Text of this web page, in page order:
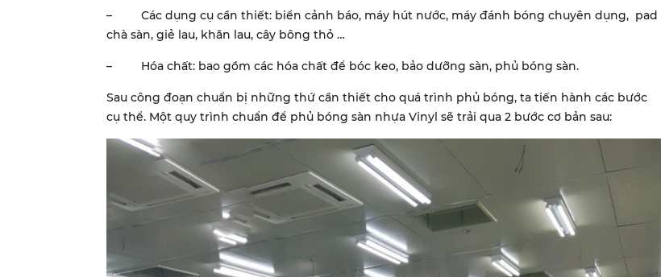
– Các dụng cụ cần thiết: biển cảnh báo, máy hút nước, máy đánh bóng chuyên dụng, pad
chà sàn, giẻ lau, khăn lau, cây bông thỏ …
– Hóa chất: bao gồm các hóa chất để bóc keo, bảo dưỡng sàn, phủ bóng sàn.
Sau công đoạn chuẩn bị những thứ cần thiết cho quá trình phủ bóng, ta tiến hành các bước
cụ thể. Một quy trình chuẩn để phủ bóng sàn nhựa Vinyl sẽ trải qua 2 bước cơ bản sau: